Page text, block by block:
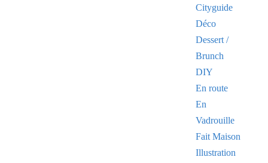
Cityguide
Déco
Dessert /
Brunch
DIY
En route
En
Vadrouille
Fait Maison
Illustration